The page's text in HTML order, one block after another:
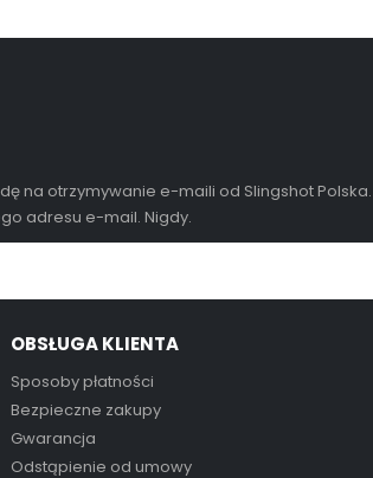
na otrzymywanie e-maili od Slingshot
adresu e-mail. Nigdy.
OBSŁUGA KLIENTA
Sposoby płatności
Bezpieczne zakupy
Gwarancja
Odstąpienie od umowy